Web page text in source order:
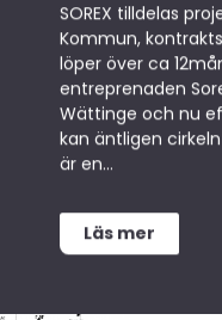
SOREX tilldelas
Kommun,
löper över ca
entreprenaden
Wättinge och nu
kan äntligen
är en...
Läs mer